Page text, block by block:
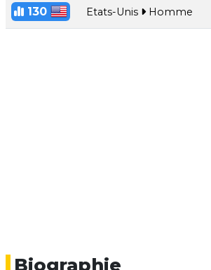
130 Etats-Unis Homme
Biographie